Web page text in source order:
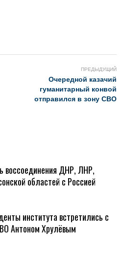
ПРЕДЫДУЩИЙ
Очередной казачий
гуманитарный конвой
отправился в зону СВО
воссоединения ДНР, ЛНР,
областей с Россией
института встретились с
Антоном Хрулёвым